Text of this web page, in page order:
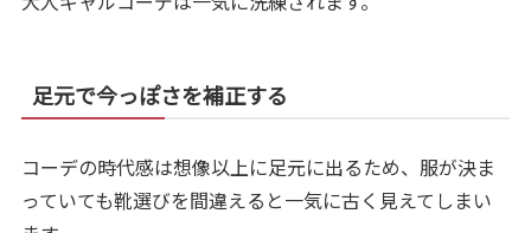
足元で今っぽさを補正する
コーデの時代感は想像以上に足元に出るため、服が決ま
っていても靴選びを間違えると一気に古く見えてしまい